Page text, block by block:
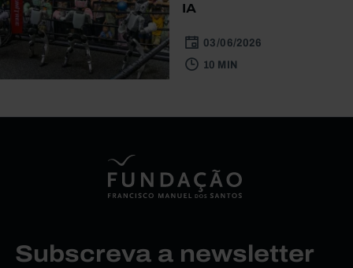
IA
03/06/2026
10 MIN
Subscreva a newsletter